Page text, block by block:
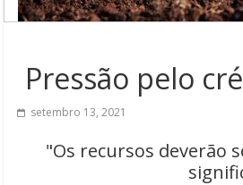
Pressão pelo
setembro 13, 2021
"Os recursos deverão